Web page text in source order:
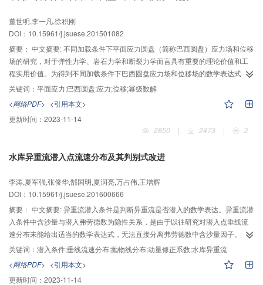
值逐渐增大，分布也更不均匀，进入出口顺直段后，岸坡附近的壁面切应力值
达到最大；横向上壁面切应力沿底壁分布均匀，而在坡脚附近，水流条件复
杂，环流作用大，波动剧烈；横断面最大壁面切应力在弯道作用下从凸岸逐渐
偏移至凹岸，与主流变化规律一致；该急弯水槽最大壁面切应力位于弯道内
110°;断面的凸岸附近以及弯道出口下游0.5 m断面的凹岸附近；保持水槽出口
水深不变，仅过水流量变化，壁面切应力总体分布规律相似，并体现出"大水趋
安全管理等研究提供基础依据。
董世明,李一凡,徐积刚
DOI：10.15961/j.jsuese.201501082
摘要： 中文摘要: 不同加载条件下平面应力圆盘（简称巴西圆盘）应力场和位移
场的研究，对于弹性力学、岩石力学和断裂力学而言具有重要的理论价值和工
程实用价值。为得到不同加载条件下巴西圆盘应力场和位移场的数学表达式，
依据弹性理论和巴西圆盘集中载荷作用下应力场的幂级数展开式，得到巴西圆
盘在集中载荷作用下位移场的数学表达式；通过数理分析得到均布载荷作用下
巴西圆盘试件应力场的数学表达式，并获得位移场的数学表达式。计算结果表
明：径向应力σr、周向应力σθ和径向位移u均关于θ=0轴对称，切应力τrθ和切
向位移v均关于θ=0轴反对称；在集中力作用点或分布载荷的边界点，应力场发
荷类型对应力场的影响要大于对位移场的影响；另一方面，载荷类型的不同只
载荷作用点或作用区间较远的地方（即ρ较小时）的应力场或位移场影响极小，
这一结论与圣维南原理完全一致。此外，径向位移u随ρ的增大而增大，切向位
移v在ρ=0.7附近较大，在圆盘的中心和四周均较小。进一步的分析结果表明，
国外有关学者所得均布载荷作用下巴西圆盘应力场的幂级数公式可进一步化
简、合并，本文结果是均布载荷作用下巴西圆盘应力场的最简洁形式。
关键词： 平面应力;巴西圆盘;应力;位移;幂级数解
<网络PDF> <引用本文>
更新时间： 2023-11-14
2850
| 2473 | 2
水库异重流潜入点流速分布及其判别式改进
李涛,夏军强,张俊华,郜国明,夏润亮,万占伟,王增辉
DOI：10.15961/j.jsuese.201600666
摘要： 中文摘要: 异重流潜入条件是判断异重流是否潜入的数学表达。异重流潜
入条件中含沙量与潜入弗劳德数为隐性关系，是由于以往研究对潜入点垂线流
速分布未能给出适当的数学表达式，无法直接分离弗劳德数中含沙量因子。通
过对异重流潜入点处垂线流速分布物理图形的数学分析，得到潜入点处垂线流
速分布理论公式形式为抛物线；利用小浪底水库2001-2015年调水调沙期异重
流潜入点资料，率定得到潜入点处垂线流速分布公式的经验系数，理论公式与
经验公式二者系数值接近，揭示了理论假设的正确。代入水库浑水异重流潜入
关键词： 潜入条件;垂线流速分布;抛物线分布;动量修正系数;水库异重流
<网络PDF> <引用本文>
更新时间： 2023-11-14